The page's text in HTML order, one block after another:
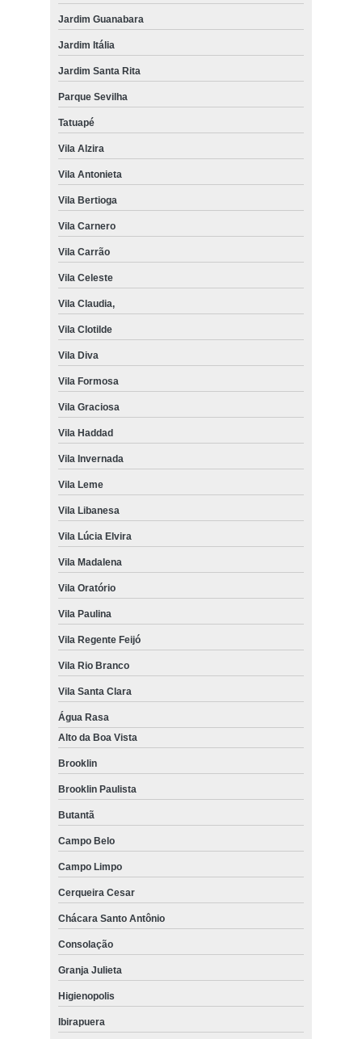
Jardim Guanabara
Jardim Itália
Jardim Santa Rita
Parque Sevilha
Tatuapé
Vila Alzira
Vila Antonieta
Vila Bertioga
Vila Carnero
Vila Carrão
Vila Celeste
Vila Claudia,
Vila Clotilde
Vila Diva
Vila Formosa
Vila Graciosa
Vila Haddad
Vila Invernada
Vila Leme
Vila Libanesa
Vila Lúcia Elvira
Vila Madalena
Vila Oratório
Vila Paulina
Vila Regente Feijó
Vila Rio Branco
Vila Santa Clara
Água Rasa
Alto da Boa Vista
Brooklin
Brooklin Paulista
Butantã
Campo Belo
Campo Limpo
Cerqueira Cesar
Chácara Santo Antônio
Consolação
Granja Julieta
Higienopolis
Ibirapuera